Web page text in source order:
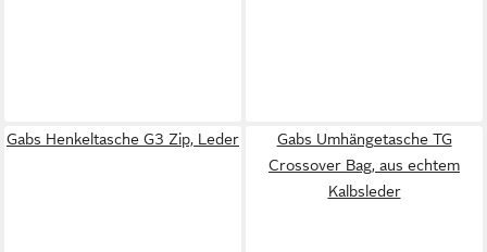
Gabs Henkeltasche G3 Zip, Leder
Gabs Umhängetasche TG
Crossover Bag, aus echtem
Kalbsleder